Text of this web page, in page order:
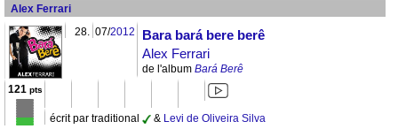
Alex Ferrari
28. 07/2012
Bara bará bere berê
Alex Ferrari
de l'album Bará Berê
121 pts
écrit par traditional & Levi de Oliveira Silva